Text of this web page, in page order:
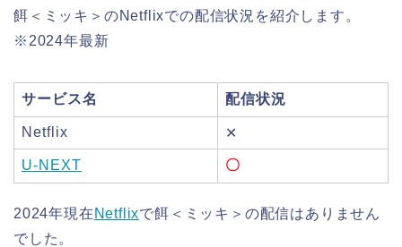
餌＜ミッキ＞のNetflixでの配信状況を紹介します。
※2024年最新
サービス名 配信状況
Netflix ✕
U-NEXT 〇
2024年現在 Netflixで餌＜ミッキ＞の配信はありません
でした。